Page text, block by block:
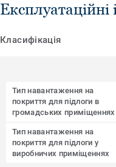
Експлуатаційні
Класифікація
Тип навантаження на
покриття для підлоги в
громадських приміщеннях
Тип навантаження на
покриття для підлоги у
виробничих приміщеннях